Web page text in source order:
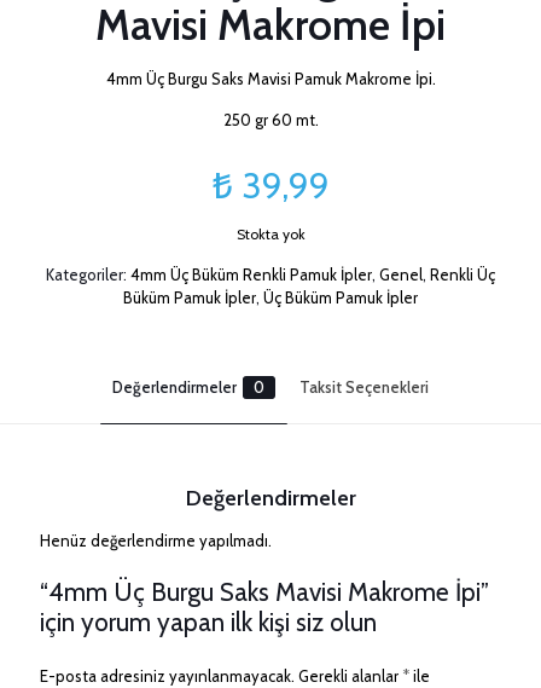
Mavisi Makrome İpi
4mm Üç Burgu Saks Mavisi Pamuk Makrome İpi.
250 gr 60 mt.
₺ 39,99
Stokta yok
Kategoriler: 4mm Üç Büküm Renkli Pamuk İpler, Genel, Renkli Üç
Büküm Pamuk İpler, Üç Büküm Pamuk İpler
Değerlendirmeler 0 Taksit Seçenekleri
Değerlendirmeler
Henüz değerlendirme yapılmadı.
“4mm Üç Burgu Saks Mavisi Makrome İpi”
için yorum yapan ilk kişi siz olun
E-posta adresiniz yayınlanmayacak. Gerekli alanlar *ile